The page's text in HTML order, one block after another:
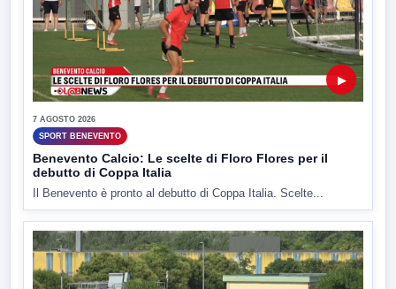
▶
7 AGOSTO 2026
SPORT BENEVENTO
Benevento Calcio: Le scelte di Floro Flores per il
debutto di Coppa Italia
Il Benevento è pronto al debutto di Coppa Italia. Scelte...